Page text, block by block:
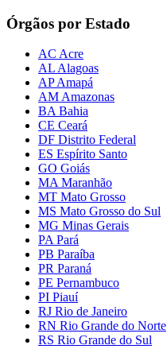
Órgãos por Estado
AC Acre
AL Alagoas
AP Amapá
AM Amazonas
BA Bahia
CE Ceará
DF Distrito Federal
ES Espírito Santo
GO Goiás
MA Maranhão
MT Mato Grosso
MS Mato Grosso do Sul
MG Minas Gerais
PA Pará
PB Paraíba
PR Paraná
PE Pernambuco
PI Piauí
RJ Rio de Janeiro
RN Rio Grande do Norte
RS Rio Grande do Sul